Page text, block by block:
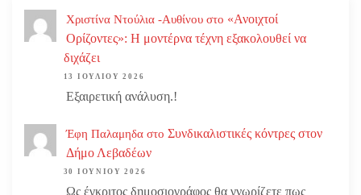
Χριστίνα Ντούλια -Αυθίνου στο «Ανοιχτοί
Ορίζοντες»: Η μοντέρνα τέχνη εξακολουθεί να
διχάζει
13 ΙΟΥΛΊΟΥ 2026
Εξαιρετική ανάλυση.!
Έφη Παλαμηδα στο Συνδικαλιστικές κόντρες στον
Δήμο Λεβαδέων
30 ΙΟΥΝΊΟΥ 2026
Ως έγκριτος δημοσιογράφος θα γνωρίζετε πως